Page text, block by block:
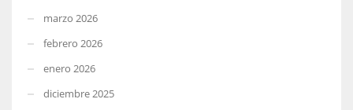
marzo 2026
febrero 2026
enero 2026
diciembre 2025